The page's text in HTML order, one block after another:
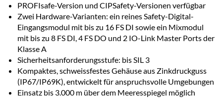
PROFIsafe-Version und CIPSafety-Versionen verfügbar
Zwei Hardware-Varianten: ein reines Safety-Digital-
Eingangsmodul mit bis zu 16 FS DI sowie ein Mixmodul
mit bis zu 8 FS DI, 4 FS DO und 2 IO-Link Master Ports der
Klasse A
Sicherheitsanforderungsstufe: bis SIL 3
Kompaktes, schweissfestes Gehäuse aus Zinkdruckguss
(IP67/IP69K), entwickelt für anspruchsvolle Umgebungen
Einsatz bis 3.000 m über dem Meeresspiegel möglich